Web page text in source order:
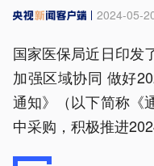
2024-05-
国家医保局近日印发
加强区域协同 做好
通知》（以下简称《
中采购，积极推进